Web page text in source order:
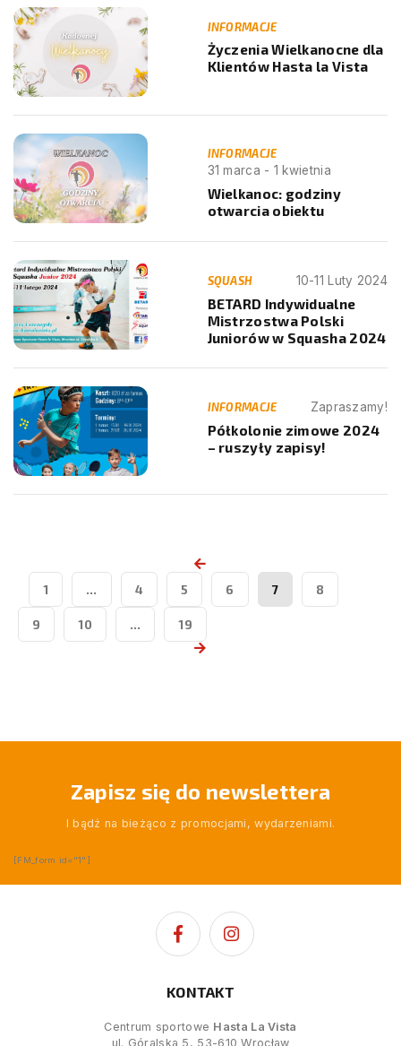
INFORMACJE
Życzenia Wielkanocne dla
Klientów Hasta la Vista
INFORMACJE
31 marca - 1 kwietnia
Wielkanoc: godziny
otwarcia obiektu
SQUASH 10-11 Luty 2024
BETARD Indywidualne
Mistrzostwa Polski
Juniorów w Squasha 2024
INFORMACJE Zapraszamy!
Półkolonie zimowe 2024
– ruszyły zapisy!
1 … 4 5 6 7 8
9 10 … 19
Zapisz się do newslettera
I bądź na bieżąco z promocjami, wydarzeniami.
[FM_form id="1"]
KONTAKT
Centrum sportowe Hasta La Vista
ul. Góralska 5, 53-610 Wrocław